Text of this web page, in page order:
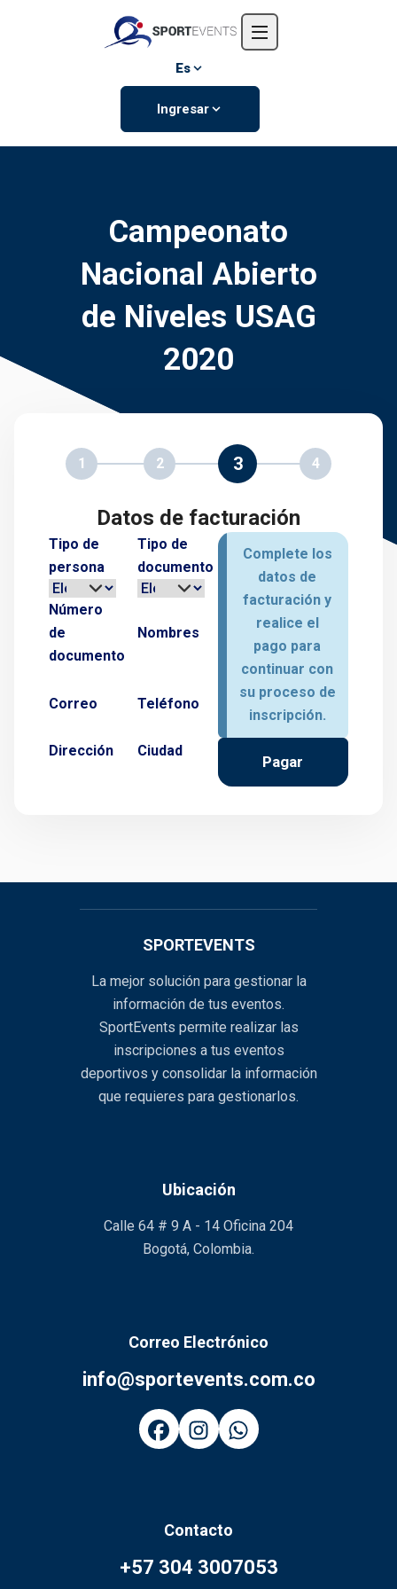
Eventos
Es
Ingresar
Campeonato
Nacional Abierto
de Niveles USAG
2020
1 2 3 4
Datos de facturación
Tipo de
persona
Tipo de
documento
Número
de
documento
Nombres
Correo Teléfono
Dirección Ciudad
Complete los
datos de
facturación y
realice el
pago para
continuar con
su proceso de
inscripción.
Pagar
SPORTEVENTS
La mejor solución para gestionar la
información de tus eventos.
SportEvents permite realizar las
inscripciones a tus eventos
deportivos y consolidar la información
que requieres para gestionarlos.
Ubicación
Calle 64 # 9 A - 14 Oficina 204
Bogotá, Colombia.
Correo Electrónico
info@sportevents.com.co
Contacto
+57 304 3007053